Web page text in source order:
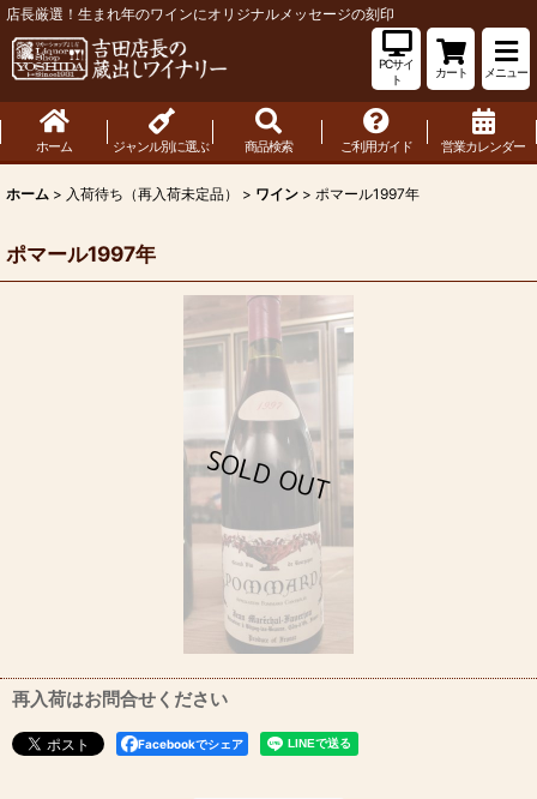
店長厳選！生まれ年のワインにオリジナルメッセージの刻印
PCサイ
ト
カート メニュー
ホーム ジャンル別に選ぶ 商品検索 ご利用ガイド 営業カレンダー
ホーム > 入荷待ち（再入荷未定品） > ワイン > ポマール1997年
ポマール1997年
再入荷はお問合せください
Facebookでシェア